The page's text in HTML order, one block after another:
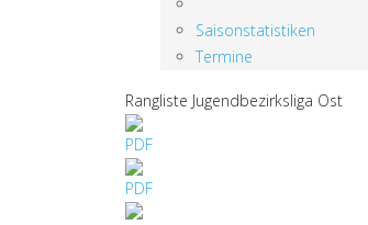
Saisonstatistiken
Termine
Rangliste Jugendbezirksliga Ost